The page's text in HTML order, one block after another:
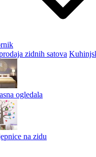
zidnih satova
ogledala
na zidu